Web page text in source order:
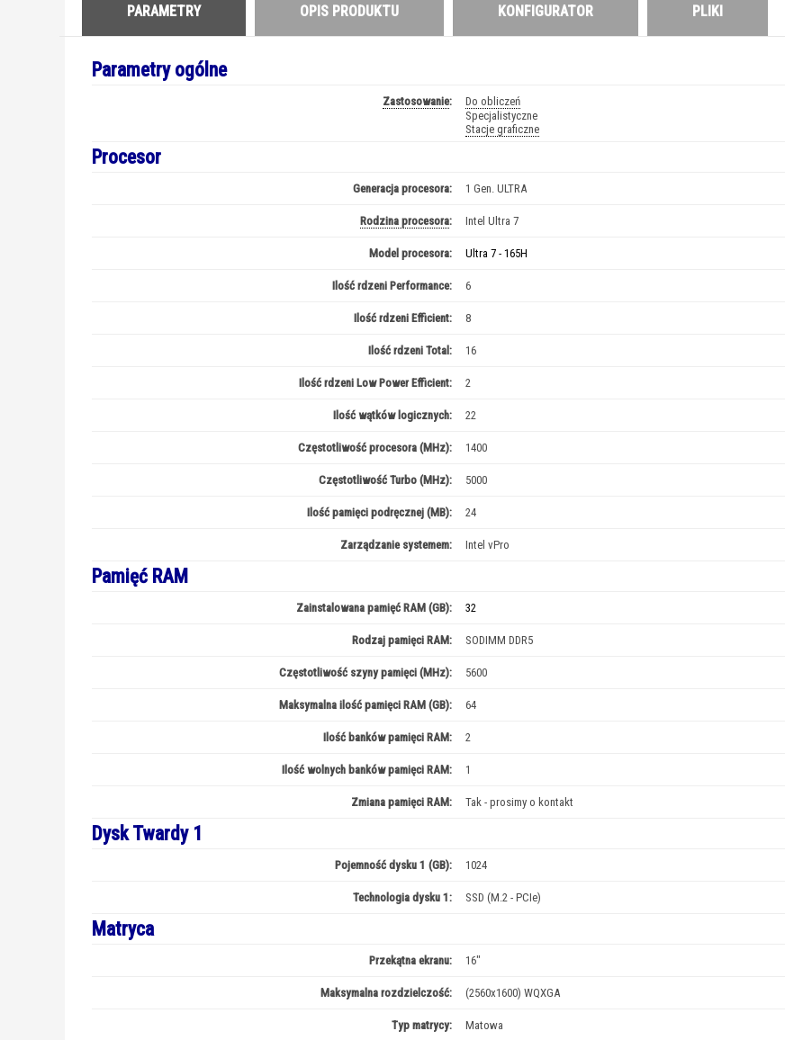
PARAMETRY OPIS PRODUKTU KONFIGURATOR PLIKI
Parametry ogólne
Zastosowanie:
Do obliczeń
Specjalistyczne
Stacje graficzne
Procesor
Generacja procesora: 1 Gen. ULTRA
Rodzina procesora: Intel Ultra 7
Model procesora: Ultra 7 - 165H
Ilość rdzeni Performance: 6
Ilość rdzeni Efficient: 8
Ilość rdzeni Total: 16
Ilość rdzeni Low Power Efficient: 2
Ilość wątków logicznych: 22
Częstotliwość procesora (MHz): 1400
Częstotliwość Turbo (MHz): 5000
Ilość pamięci podręcznej (MB): 24
Zarządzanie systemem: Intel vPro
Pamięć RAM
Zainstalowana pamięć RAM (GB): 32
Rodzaj pamięci RAM: SODIMM DDR5
Częstotliwość szyny pamięci (MHz): 5600
Maksymalna ilość pamięci RAM (GB): 64
Ilość banków pamięci RAM: 2
Ilość wolnych banków pamięci RAM: 1
Zmiana pamięci RAM: Tak - prosimy o kontakt
Dysk Twardy 1
Pojemność dysku 1 (GB): 1024
Technologia dysku 1: SSD (M.2 - PCIe)
Matryca
Przekątna ekranu: 16"
Maksymalna rozdzielczość: (2560x1600) WQXGA
Typ matrycy: Matowa